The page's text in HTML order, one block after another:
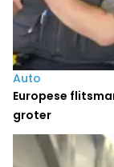
Auto
Europese
groter